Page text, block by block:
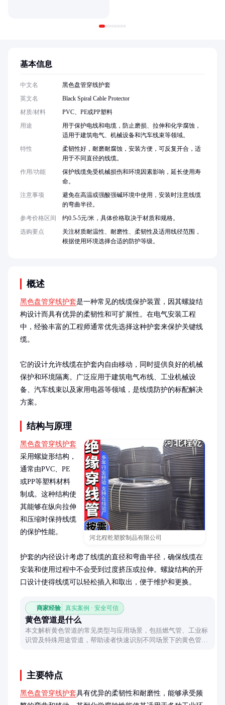
概述
黑色盘管穿线护套是一种常见的线缆保护装置，因其螺旋结
构设计而具有优异的柔韧性和可扩展性。在电气安装工程
中，经验丰富的工程师通常优先选择这种护套来保护关键线
缆。
它的设计允许线缆在护套内自由移动，同时提供良好的机械
保护和环境隔离。广泛应用于建筑电气布线、工业机械设
备、汽车线束以及家用电器等领域，是线缆防护的标配解决
方案。
结构与原理
河北程乾塑胶制品有限公司
黑色盘管穿线护套
采用螺旋形结构，
通常由PVC、PE
或PP等塑料材料
制成。这种结构使
其能够在纵向拉伸
和压缩时保持线缆
的保护性能。
护套的内径设计考虑了线缆的直径和弯曲半径，确保线缆在
安装和使用过程中不会受到过度挤压或拉伸。螺旋结构的开
口设计使得线缆可以轻松插入和取出，便于维护和更换。
商家经验 真实案例 · 安全可信
黄色管道是什么
本文解析黄色管道的常见类型与应用场景，包括燃气管、工业标
识管及特殊用途管道，帮助读者快速识别不同场景下的黄色管道
主要特点
黑色盘管穿线护套具有优异的柔韧性和耐磨性，能够承受频
基本信息
中文名
黑色盘管穿线护套
英文名
Black Spiral Cable Protector
材质/材料
PVC、PE或PP塑料
用途
用于保护电线和电缆，防止磨损、拉伸和化学腐蚀，
适用于建筑电气、机械设备和汽车线束等领域。
特性
柔韧性好，耐磨耐腐蚀，安装方便，可反复开合，适
用于不同直径的线缆。
作用/功能
保护线缆免受机械损伤和环境因素影响，延长使用寿
命。
注意事项
避免在高温或强酸强碱环境中使用，安装时注意线缆
的弯曲半径。
参考价格区间
约0.5-5元/米，具体价格取决于材质和规格。
选购要点
关注材质耐温性、耐磨性、柔韧性及适用线径范围，
根据使用环境选择合适的防护等级。